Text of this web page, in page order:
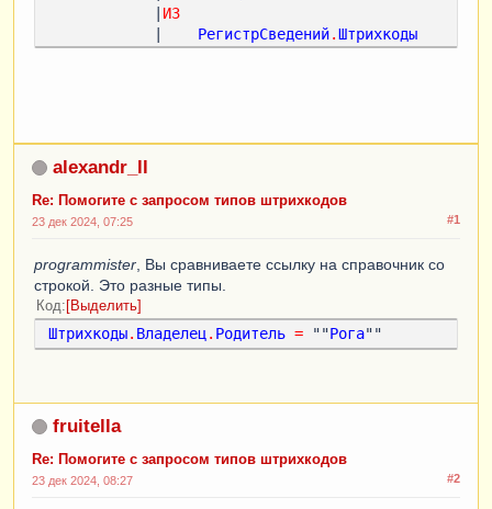
ИЗ
РегистрСведений.Штрихкоды
alexandr_ll
Re: Помогите с запросом типов штрихкодов
#1
23 дек 2024, 07:25
programmister , Вы сравниваете ссылку на справочник со
строкой. Это разные типы.
Код Выделить
Штрихкоды. Владелец . Родитель = ""Рога
fruitella
Re: Помогите с запросом типов штрихкодов
#2
23 дек 2024, 08:27